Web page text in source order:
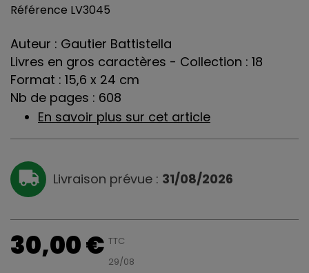
Référence LV3045
Auteur : Gautier Battistella
Livres en gros caractères - Collection : 18
Format : 15,6 x 24 cm
Nb de pages : 608
En savoir plus sur cet article
Livraison prévue : 31/08/2026
30,00 € TTC
29/08